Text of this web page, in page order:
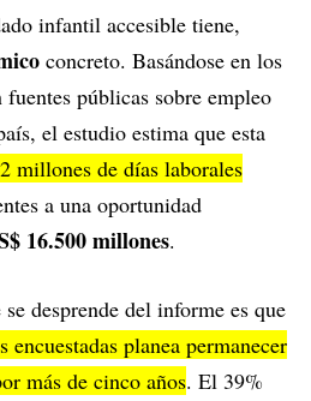
infantil accesible tiene,
concreto. Basándose en los
públicas sobre empleo
el estudio estima que esta
millones de días laborales
a una oportunidad
16.500 millones.
desprende del informe es que
planea permanecer
más de cinco años. El 39%